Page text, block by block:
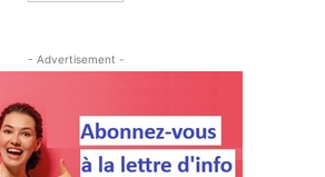
- Advertisement -